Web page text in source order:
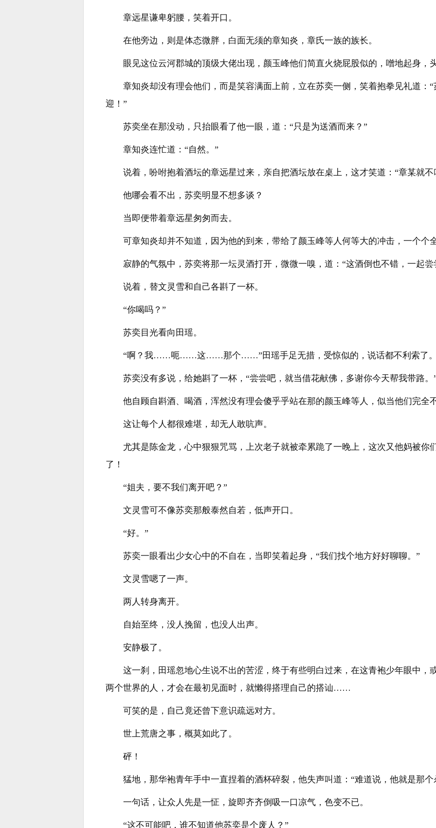
章远星谦卑躬腰，笑着开口。
在他旁边，则是体态微胖，白面无须的章知炎，章氏一族的族长。
眼见这位云河郡城的顶级大佬出现，颜玉峰他们简直火烧屁股似的，噌地起身，
章知炎却没有理会他们，而是笑容满面上前，立在苏奕一侧，笑着抱拳见礼道：
迎！”
苏奕坐在那没动，只抬眼看了他一眼，道：“只是为送酒而来？”
章知炎连忙道：“自然。”
说着，吩咐抱着酒坛的章远星过来，亲自把酒坛放在桌上，这才笑道：“章某就
他哪会看不出，苏奕明显不想多谈？
当即便带着章远星匆匆而去。
可章知炎却并不知道，因为他的到来，带给了颜玉峰等人何等大的冲击，一个个
寂静的气氛中，苏奕将那一坛灵酒打开，微微一嗅，道：“这酒倒也不错，一起尝
说着，替文灵雪和自己各斟了一杯。
“你喝吗？”
苏奕目光看向田瑶。
“啊？我……呃……这……那个……”田瑶手足无措，受惊似的，说话都不利索了
苏奕没有多说，给她斟了一杯，“尝尝吧，就当借花献佛，多谢你今天帮我带路。
他自顾自斟酒、喝酒，浑然没有理会傻乎乎站在那的颜玉峰等人，似当他们完全
这让每个人都很难堪，却无人敢吭声。
尤其是陈金龙，心中狠狠咒骂，上次老子就被牵累跪了一晚上，这次又他妈被你
了！
“姐夫，要不我们离开吧？”
文灵雪可不像苏奕那般泰然自若，低声开口。
“好。”
苏奕一眼看出少女心中的不自在，当即笑着起身，“我们找个地方好好聊聊。”
文灵雪嗯了一声。
两人转身离开。
自始至终，没人挽留，也没人出声。
安静极了。
这一刹，田瑶忽地心生说不出的苦涩，终于有些明白过来，在这青袍少年眼中，
两个世界的人，才会在最初见面时，就懒得搭理自己的搭讪……
可笑的是，自己竟还曾下意识疏远对方。
世上荒唐之事，概莫如此了。
砰！
猛地，那华袍青年手中一直捏着的酒杯碎裂，他失声叫道：“难道说，他就是那
一句话，让众人先是一怔，旋即齐齐倒吸一口凉气，色变不已。
“这不可能吧，谁不知道他苏奕是个废人？”